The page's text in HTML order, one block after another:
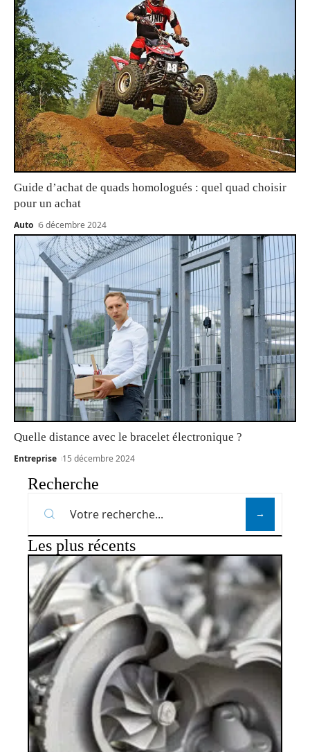
Guide d’achat de quads homologués : quel quad choisir
pour un achat
Auto 6 décembre 2024
Quelle distance avec le bracelet électronique ?
Entreprise 15 décembre 2024
Recherche
Les plus récents